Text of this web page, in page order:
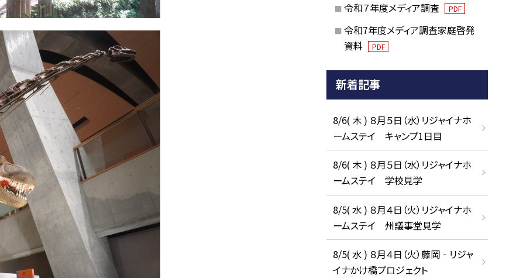
令和７年度メディア調査 PDF
令和7年度メディア調査家庭啓発
資料
PDF
新着記事
8/6( 木 ) ８月５日（水）リジャイナホ
ームステイ キャンプ1日目
8/6( 木 ) ８月５日（水）リジャイナホ
ームステイ 学校見学
8/5( 水 ) ８月４日（火）リジャイナホ
ームステイ 州議事堂見学
8/5( 水 ) ８月４日（火）藤岡‐リジャ
イナかけ橋プロジェクト